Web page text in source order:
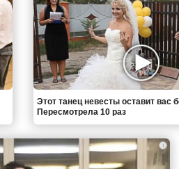
Этот танец невесты оставит вас
Пересмотрела 10 раз
i